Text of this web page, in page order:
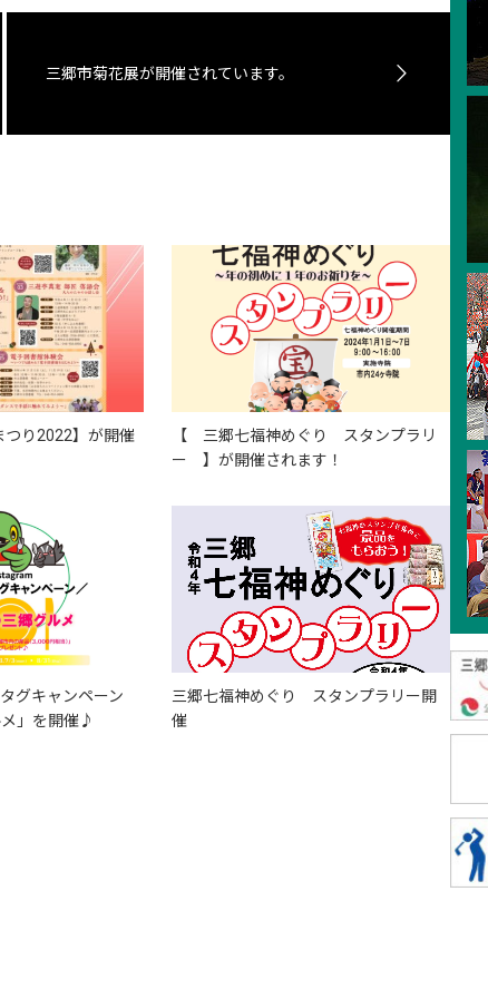
三郷市菊花展が開催されています。
つり2022】が開催
【 三郷七福神めぐり スタンプラリ
ー 】が開催されます！
グキャンペーン
メ」を開催♪
三郷七福神めぐり スタンプラリー開
催